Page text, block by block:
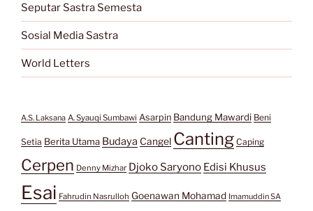
Seputar Sastra Semesta
Sosial Media Sastra
World Letters
A.S. Laksana A. Syauqi Sumbawi Asarpin Bandung Mawardi Beni
Setia Berita Utama Budaya Cangel Canting Caping
Cerpen Denny Mizhar Djoko Saryono Edisi Khusus
Esai Fahrudin Nasrulloh Goenawan Mohamad Imamuddin SA